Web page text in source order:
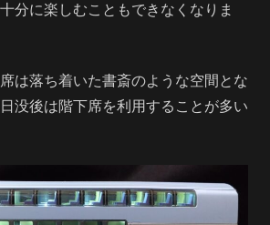
分に楽しむこともできなくなりま
は落ち着いた書斎のような空間とな
没後は階下席を利用することが多い